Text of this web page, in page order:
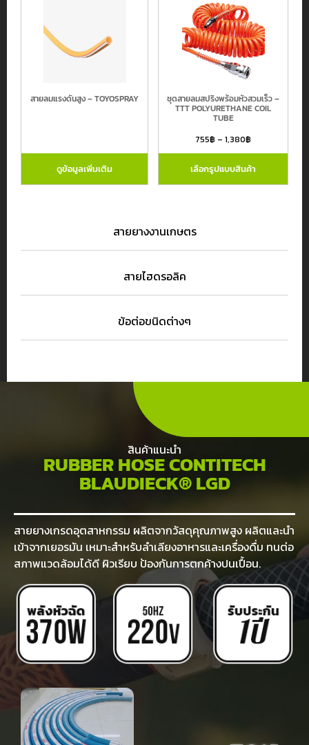
สายยางงานเกษตร
สายไฮดรอลิค
ข้อต่อขนิดต่างๆ
สายลมแรงดันสูง – TOYOSPRAY
ดูข้อมูลเพิ่มเติม
ชุดสายลมสปริงพร้อมหัวสวมเร็ว –
TTT POLYURETHANE COIL
TUBE
755฿ – 1,380฿
เลือกรูปแบบสินค้า
สินค้าแนะนำ
RUBBER HOSE CONTITECH
BLAUDIECK® LGD
สายยางเกรดอุตสาหกรรม ผลิตจากวัสดุคุณภาพสูง ผลิตและนำ
เข้าจากเยอรมัน เหมาะสำหรับลำเลียงอาหารและเครื่องดื่ม ทนต่อ
สภาพแวดล้อมได้ดี ผิวเรียบ ป้องกันการตกค้างปนเปื้อน.